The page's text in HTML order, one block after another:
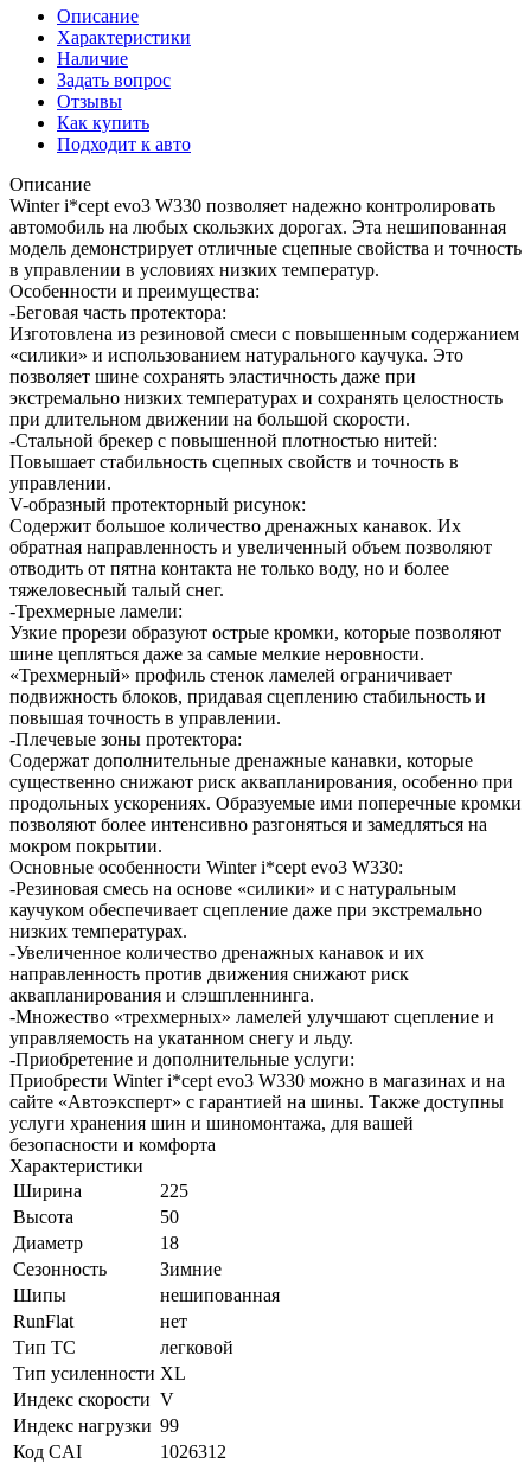
Описание
Характеристики
Наличие
Задать вопрос
Отзывы
Как купить
Подходит к авто
Описание
Winter i*cept evo3 W330 позволяет надежно контролировать
автомобиль на любых скользких дорогах. Эта нешипованная
модель демонстрирует отличные сцепные свойства и точность
в управлении в условиях низких температур.
Особенности и преимущества:
-Беговая часть протектора:
Изготовлена из резиновой смеси с повышенным содержанием
«силики» и использованием натурального каучука. Это
позволяет шине сохранять эластичность даже при
экстремально низких температурах и сохранять целостность
при длительном движении на большой скорости.
-Стальной брекер с повышенной плотностью нитей:
Повышает стабильность сцепных свойств и точность в
управлении.
V-образный протекторный рисунок:
Содержит большое количество дренажных канавок. Их
обратная направленность и увеличенный объем позволяют
отводить от пятна контакта не только воду, но и более
тяжеловесный талый снег.
-Трехмерные ламели:
Узкие прорези образуют острые кромки, которые позволяют
шине цепляться даже за самые мелкие неровности.
«Трехмерный» профиль стенок ламелей ограничивает
подвижность блоков, придавая сцеплению стабильность и
повышая точность в управлении.
-Плечевые зоны протектора:
Содержат дополнительные дренажные канавки, которые
существенно снижают риск аквапланирования, особенно при
продольных ускорениях. Образуемые ими поперечные кромки
позволяют более интенсивно разгоняться и замедляться на
мокром покрытии.
Основные особенности Winter i*cept evo3 W330:
-Резиновая смесь на основе «силики» и с натуральным
каучуком обеспечивает сцепление даже при экстремально
низких температурах.
-Увеличенное количество дренажных канавок и их
направленность против движения снижают риск
аквапланирования и слэшпленнинга.
-Множество «трехмерных» ламелей улучшают сцепление и
управляемость на укатанном снегу и льду.
-Приобретение и дополнительные услуги:
Приобрести Winter i*cept evo3 W330 можно в магазинах и на
сайте «Автоэксперт» с гарантией на шины. Также доступны
услуги хранения шин и шиномонтажа, для вашей
безопасности и комфорта
Характеристики
Ширина
225
Высота
50
Диаметр
18
Сезонность
Зимние
Шипы
нешипованная
RunFlat
нет
Тип ТС
легковой
Тип усиленности XL
Индекс скорости V
Индекс нагрузки 99
Код CAI
1026312